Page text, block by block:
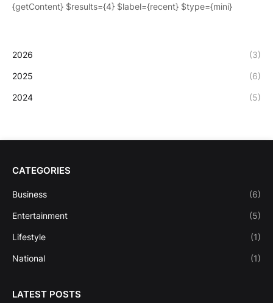
{getContent} $results={4} $label={recent} $type={mini}
2026 (3)
2025 (6)
2024 (5)
CATEGORIES
Business (6)
Entertainment (5)
Lifestyle (1)
National (1)
LATEST POSTS